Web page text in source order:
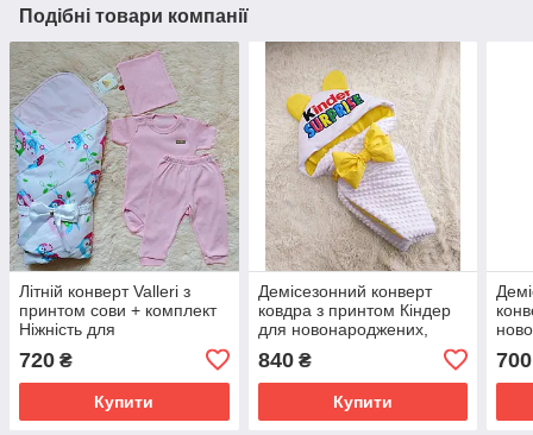
Подібні товари компанії
Літній конверт Valleri з
принтом сови + комплект
Ніжність для
новонароджених, рожевий
720 ₴
Купити
Демісезонний конверт
ковдра з принтом Кіндер
для новонароджених,
840₴
Купити
700